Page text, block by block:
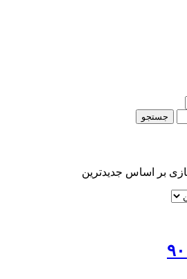
جستجو
بر اساس جدیدترین